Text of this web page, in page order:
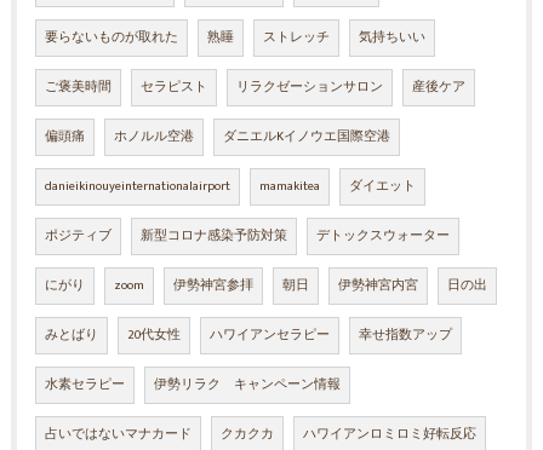
要らないものが取れた 熟睡 ストレッチ 気持ちいい
ご褒美時間 セラピスト リラクゼーションサロン 産後ケア
偏頭痛 ホノルル空港 ダニエルKイノウエ国際空港
danieikinouyeinternationalairport mamakitea ダイエット
ポジティブ 新型コロナ感染予防対策 デトックスウォーター
にがり zoom 伊勢神宮参拝 朝日 伊勢神宮内宮 日の出
みとばり 20代女性 ハワイアンセラピー 幸せ指数アップ
水素セラピー 伊勢リラク キャンペーン情報
占いではないマナカード クカクカ ハワイアンロミロミ好転反応